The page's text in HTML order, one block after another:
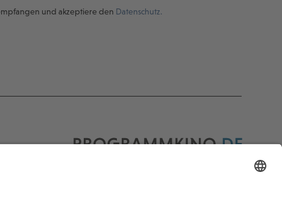
und akzeptiere den Datenschutz.